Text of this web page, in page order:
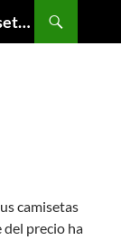
Camisetas de Baloncesto 2024 – Camisetas NBA
camisetas
del precio ha